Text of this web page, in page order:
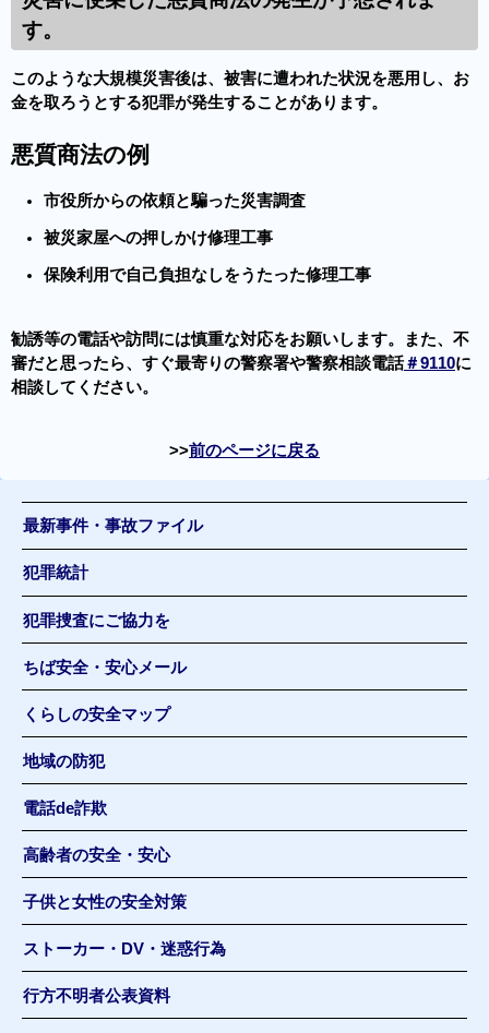
す。
このような大規模災害後は、被害に遭われた状況を悪用し、お
金を取ろうとする犯罪が発生することがあります。
悪質商法の例
市役所からの依頼と騙った災害調査
被災家屋への押しかけ修理工事
保険利用で自己負担なしをうたった修理工事
勧誘等の電話や訪問には慎重な対応をお願いします。また、不
審だと思ったら、すぐ最寄りの警察署や警察相談電話＃9110に
相談してください。
前のページに戻る
最新事件・事故ファイル
犯罪統計
犯罪捜査にご協力を
ちば安全・安心メール
くらしの安全マップ
地域の防犯
電話de詐欺
高齢者の安全・安心
子供と女性の安全対策
ストーカー・DV・迷惑行為
行方不明者公表資料